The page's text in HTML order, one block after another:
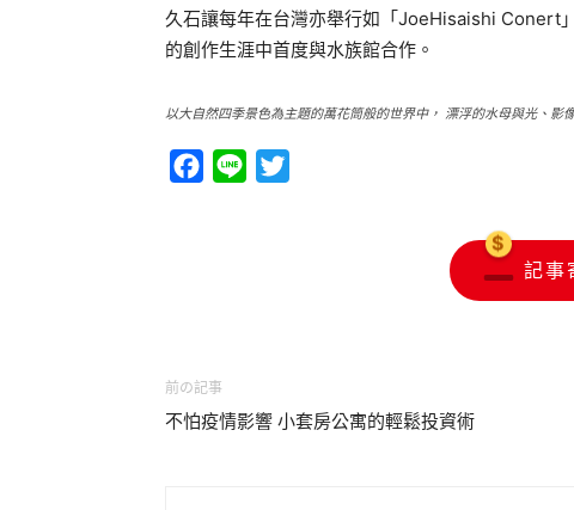
久石讓每年在台灣亦舉行如「JoeHisaishi Conert
的創作生涯中首度與水族館合作。
以大自然四季景色為主題的萬花筒般的世界中， 漂浮的水母與光、影
Facebook
Line
記事
前の記事
不怕疫情影響 小套房公寓的輕鬆投資術